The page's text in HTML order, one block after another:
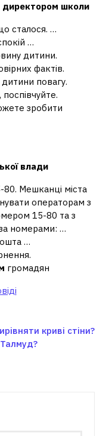
директором школи
сталося. …
…
дитини.
фактів.
повагу.
зробити
влади
Мешканці міста
операторам з
15-80 та з
номерами: …
…
громадян
криві стіни?